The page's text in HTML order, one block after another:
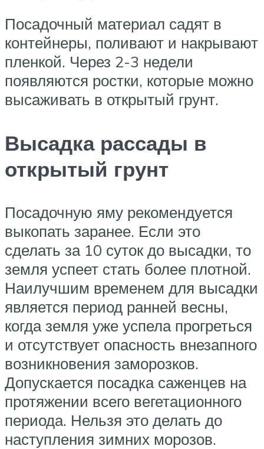
Посадочный материал садят в
контейнеры, поливают и накрывают
пленкой. Через 2-3 недели
появляются ростки, которые можно
высаживать в открытый грунт.
Высадка рассады в
открытый грунт
Посадочную яму рекомендуется
выкопать заранее. Если это
сделать за 10 суток до высадки, то
земля успеет стать более плотной.
Наилучшим временем для высадки
является период ранней весны,
когда земля уже успела прогреться
и отсутствует опасность внезапного
возникновения заморозков.
Допускается посадка саженцев на
протяжении всего вегетационного
периода. Нельзя это делать до
наступления зимних морозов.